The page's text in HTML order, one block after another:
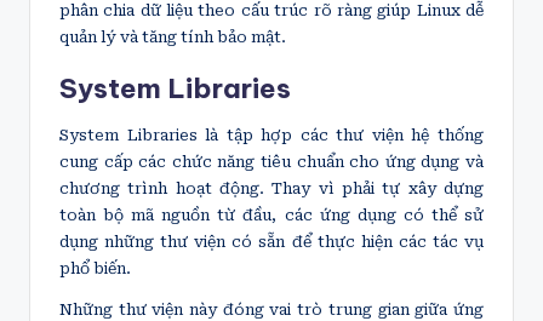
phân chia dữ liệu theo cấu trúc rõ ràng giúp Linux dễ
quản lý và tăng tính bảo mật.
System Libraries
System Libraries là tập hợp các thư viện hệ thống
cung cấp các chức năng tiêu chuẩn cho ứng dụng và
chương trình hoạt động. Thay vì phải tự xây dựng
toàn bộ mã nguồn từ đầu, các ứng dụng có thể sử
dụng những thư viện có sẵn để thực hiện các tác vụ
phổ biến.
Những thư viện này đóng vai trò trung gian giữa ứng